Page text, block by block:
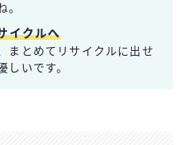
。
イクルへ
まとめてリサイクルに出せ
しいです。